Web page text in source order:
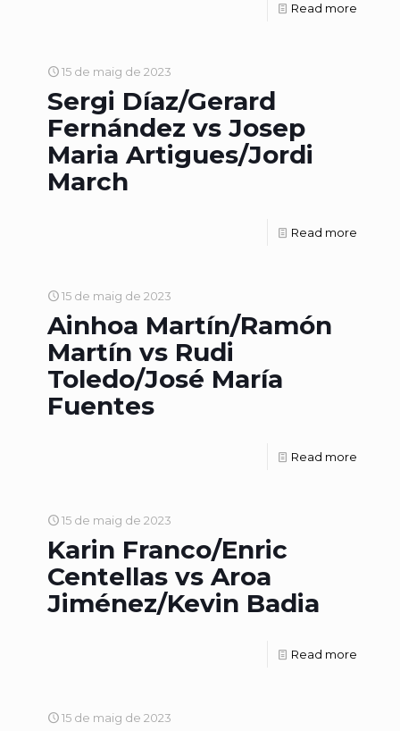
Read more
15 de maig de 2023
Sergi Díaz/Gerard
Fernández vs Josep
Maria Artigues/Jordi
March
Read more
15 de maig de 2023
Ainhoa Martín/Ramón
Martín vs Rudi
Toledo/José María
Fuentes
Read more
15 de maig de 2023
Karin Franco/Enric
Centellas vs Aroa
Jiménez/Kevin Badia
Read more
15 de maig de 2023